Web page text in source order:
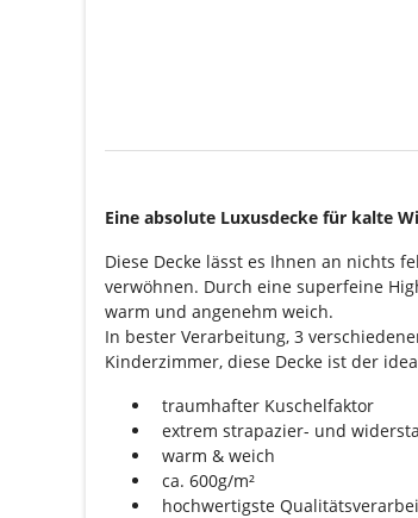
Eine absolute Luxusdecke für kalte
Diese Decke lässt es Ihnen an nichts
verwöhnen. Durch eine superfeine
warm und angenehm weich.
In bester Verarbeitung, 3
Kinderzimmer, diese Decke ist der
traumhafter Kuschelfaktor
extrem strapazier- und
warm & weich
ca. 600g/m²
hochwertigste